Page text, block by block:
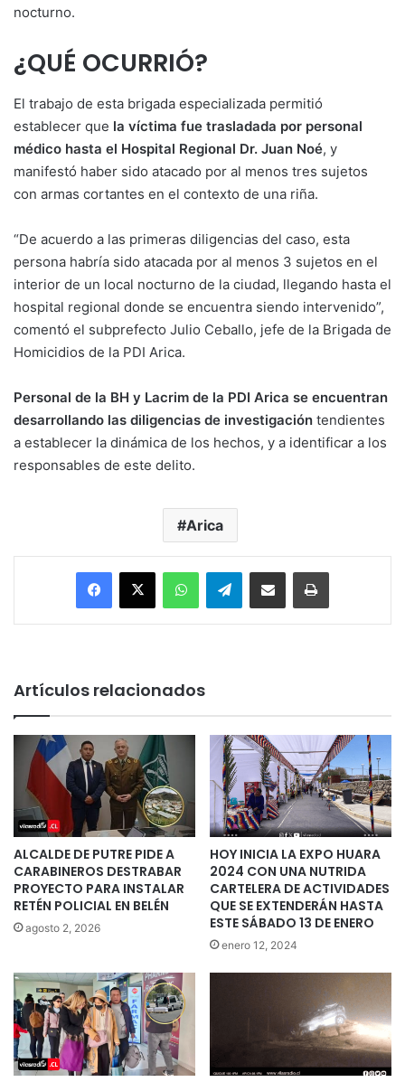
nocturno.
¿QUÉ OCURRIÓ?
El trabajo de esta brigada especializada permitió
establecer que la víctima fue trasladada por personal
médico hasta el Hospital Regional Dr. Juan Noé, y
manifestó haber sido atacado por al menos tres sujetos
con armas cortantes en el contexto de una riña.
“De acuerdo a las primeras diligencias del caso, esta
persona habría sido atacada por al menos 3 sujetos en el
interior de un local nocturno de la ciudad, llegando hasta el
hospital regional donde se encuentra siendo intervenido”,
comentó el subprefecto Julio Ceballo, jefe de la Brigada de
Homicidios de la PDI Arica.
Personal de la BH y Lacrim de la PDI Arica se encuentran
desarrollando las diligencias de investigación tendientes
a establecer la dinámica de los hechos, y a identificar a los
responsables de este delito.
Arica
Facebook
X WhatsAppTelegramEnviar vía email Imprimir
Artículos relacionados
ALCALDE DE PUTRE PIDE A
CARABINEROS DESTRABAR
PROYECTO PARA INSTALAR
RETÉN POLICIAL EN BELÉN
agosto 2, 2026
HOY INICIA LA EXPO HUARA
2024 CON UNA NUTRIDA
CARTELERA DE ACTIVIDADES
QUE SE EXTENDERÁN HASTA
ESTE SÁBADO 13 DE ENERO
enero 12, 2024